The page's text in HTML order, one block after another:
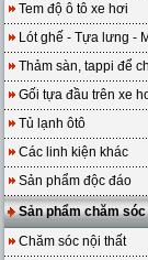
Tem độ ô tô xe hơi
Lót ghế - Tựa lưng -
Thảm sàn, tappi để
Gối tựa đầu trên xe
Tủ lạnh ôtô
Các linh kiện khác
Sản phẩm độc đáo
Sản phẩm chăm
Chăm sóc nội thất